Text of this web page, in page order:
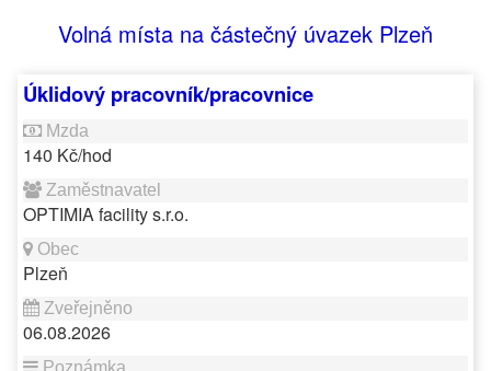
Volná místa na částečný úvazek Plzeň
Úklidový pracovník/pracovnice
140 Kč/hod
OPTIMIA facility s.r.o.
Plzeň
06.08.2026